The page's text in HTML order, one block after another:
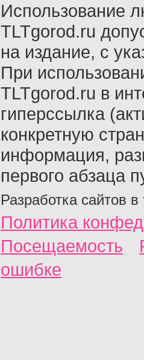
Использование
TLTgorod.ru
на издание, с
При
TLTgorod.ru в
гиперссылка
конкретную
информация,
первого абзаца
Разработка сайтов в
Политика
Посещаемость
ошибке